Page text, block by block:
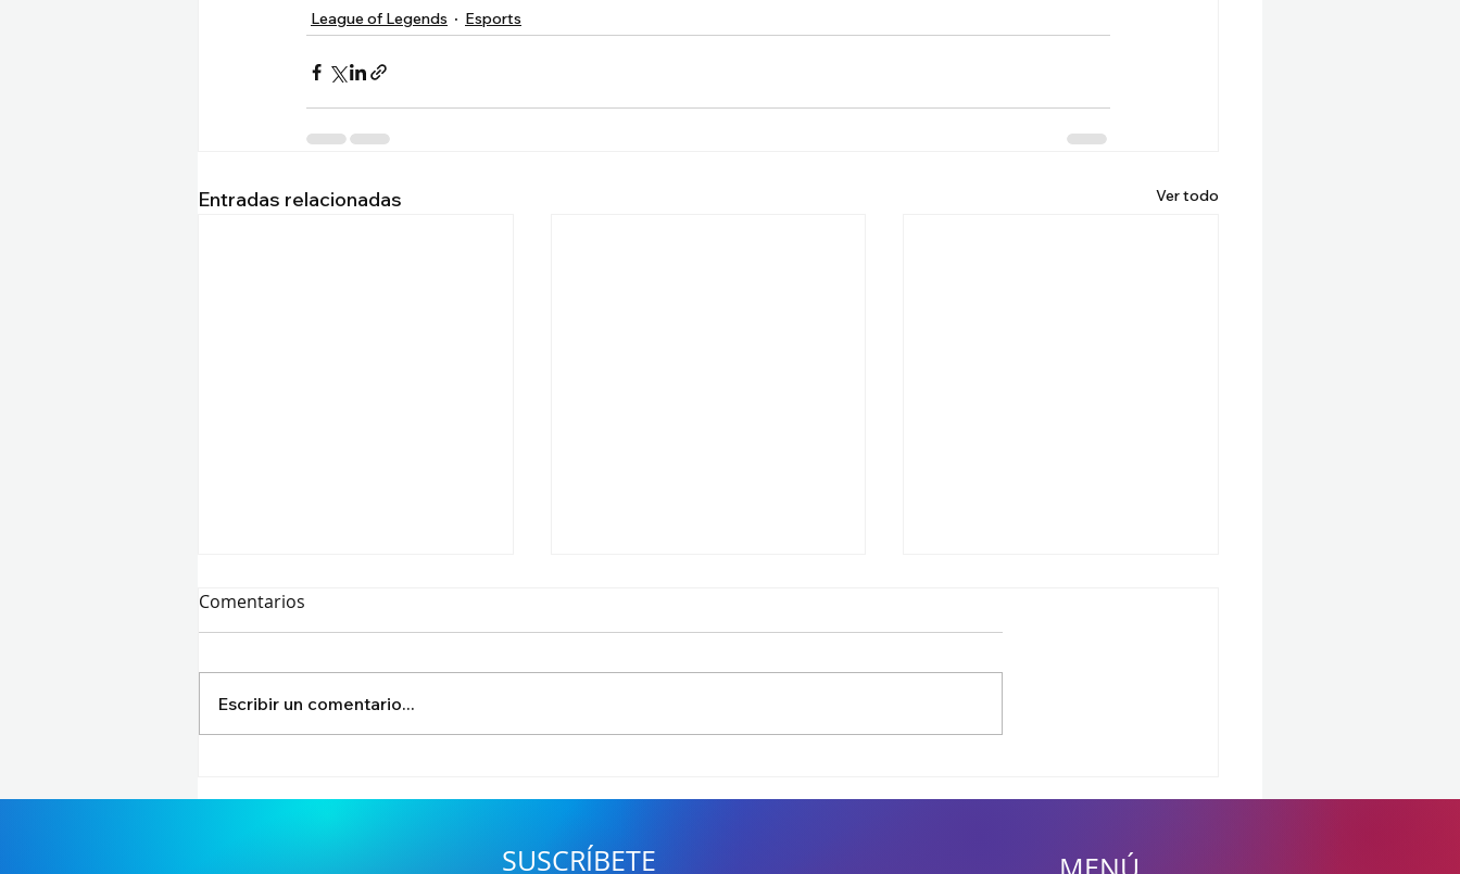
League of Legends
Esports
Entradas relacionadas Ver todo
CORAZÓN DE BRASIL! Bilibili
Lyon Gaming rompe los
primera Gran Final de la LCS
servidores: ¡Ya tenemos el
Comentarios
Escribir un comentario...
SUSCRÍBETE